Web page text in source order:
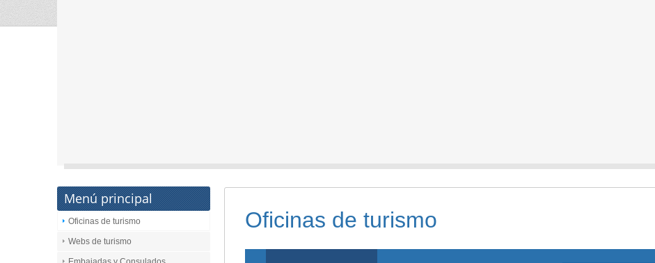
Oficinas de turismo
Menú principal
Oficinas de turismo
Webs de turismo